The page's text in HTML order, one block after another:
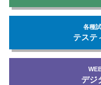
各種
テステ
デジ